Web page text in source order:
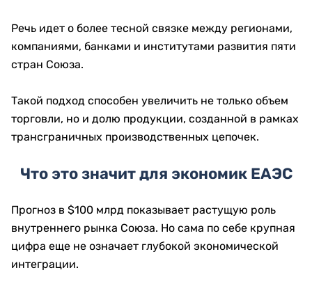
Речь идет о более тесной связке между регионами,
компаниями, банками и институтами развития пяти
стран Союза.
Такой подход способен увеличить не только объем
торговли, но и долю продукции, созданной в рамках
трансграничных производственных цепочек.
Что это значит для экономик ЕАЭС
Прогноз в $100 млрд показывает растущую роль
внутреннего рынка Союза. Но сама по себе крупная
цифра еще не означает глубокой экономической
интеграции.